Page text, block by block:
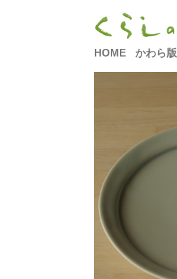
HOME かわら版